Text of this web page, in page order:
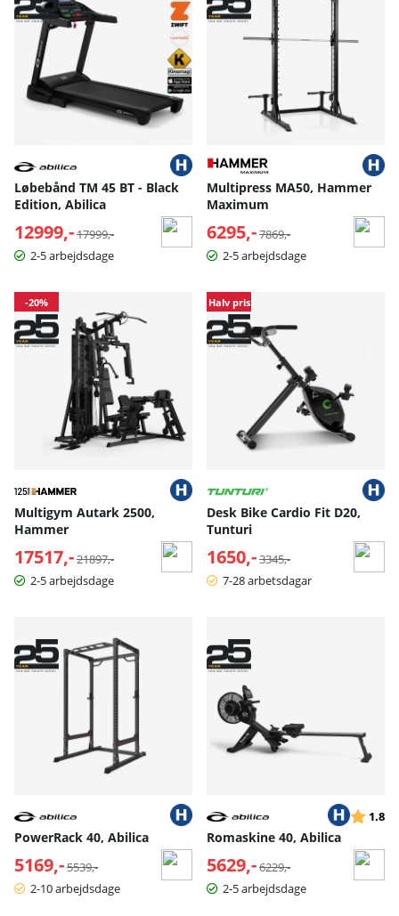
Løbebånd TM 45 BT - Black
Edition, Abilica
12999,- Normalpris:
17999,-
2-5 arbejdsdage
Multipress MA50, Hammer
Maximum
6295,-Normalpris:
7869,-
2-5 arbejdsdage
-20%
Multigym Autark 2500,
Hammer
17517,- Normalpris:
21897,-
2-5 arbejdsdage
Halv pris
Desk Bike Cardio Fit D20,
Tunturi
1650,- Normalpris:
3345,-
7-28 arbetsdagar
PowerRack 40, Abilica
5169,- Normalpris:
5539,-
2-10 arbejdsdage
1.8
Romaskine 40, Abilica
5629,- Normalpris:
6229,-
2-5 arbejdsdage